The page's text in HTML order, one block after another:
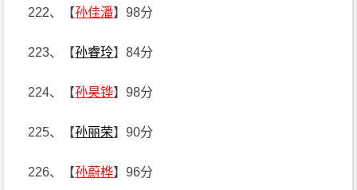
222、【孙佳潘】98分
223、【孙睿玲】84分
224、【孙昊铧】98分
225、【孙丽荣】90分
226、【孙蔚桦】96分